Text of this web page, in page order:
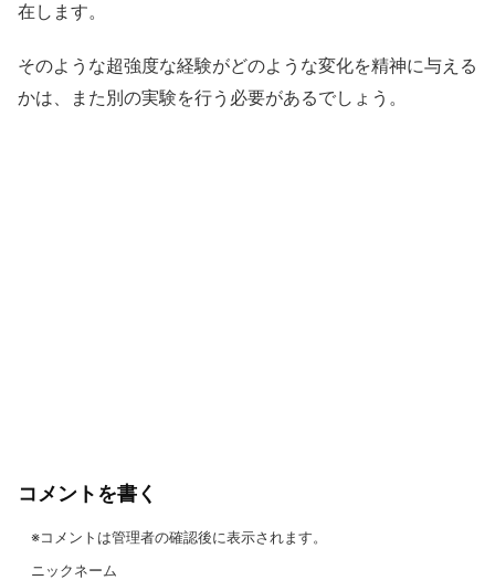
在します。
そのような超強度な経験がどのような変化を精神に与える
かは、また別の実験を行う必要があるでしょう。
コメントを書く
※コメントは管理者の確認後に表示されます。
ニックネーム